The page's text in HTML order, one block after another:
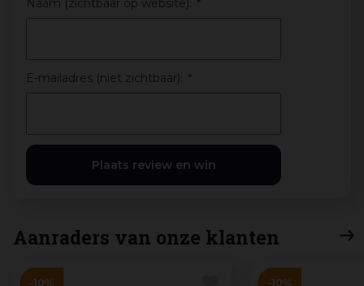
Naam (zichtbaar op website): *
E-mailadres (niet zichtbaar): *
Aanraders van onze klanten